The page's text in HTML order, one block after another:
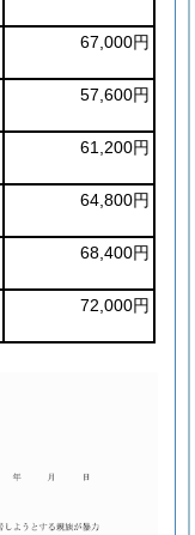
67,000円
57,600円
61,200円
64,800円
68,400円
72,000円